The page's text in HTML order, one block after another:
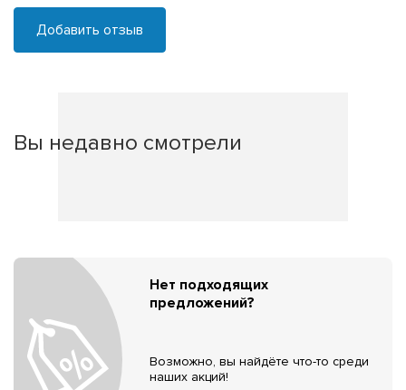
Добавить отзыв
Вы недавно смотрели
Нет подходящих
предложений?
Возможно, вы найдёте что-то среди
наших акций!